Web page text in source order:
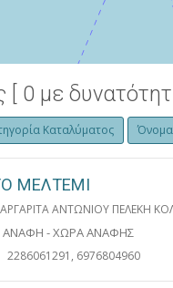
[ 0 με
Καταλύματος Όνομα
ΜΕΛΤΕΜΙ
ΑΝΤΩΝΙΟΥ ΠΕΛΕΚΗ
ΑΝΑΦΗ - ΧΩΡΑ ΑΝΑΦΗΣ
2286061291, 6976804960